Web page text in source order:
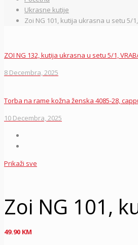
Ukrasne kutije
Zoi NG 101, kutija ukrasna u setu 5/
ZOI NG 132, kutija ukrasna u setu 5/1,
8 Decembra, 2025
Torba na rame kožna ženska 4085-28,
10 Decembra, 2025
Prikaži sve
Zoi NG 101,
49.90 KM